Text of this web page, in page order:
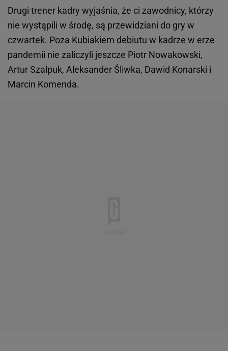
Drugi trener kadry wyjaśnia, że ci zawodnicy, którzy
nie wystąpili w środę, są przewidziani do gry w
czwartek. Poza Kubiakiem debiutu w kadrze w erze
pandemii nie zaliczyli jeszcze Piotr Nowakowski,
Artur Szalpuk, Aleksander Śliwka, Dawid Konarski i
Marcin Komenda.